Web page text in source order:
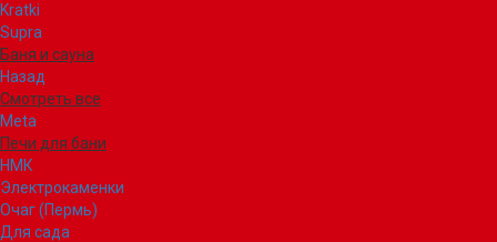
Kratki
Supra
Баня и сауна
Назад
Смотреть все
Meta
Печи для бани
НМК
Электрокаменки
Очаг (Пермь)
Для сада